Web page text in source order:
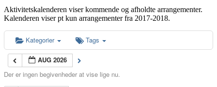
Aktivitetskalenderen viser kommende og afholdte arrangementer.
Kalenderen viser pt kun arrangementer fra 2017-2018.
Kategorier Tags
AUG 2026
Der er ingen begivenheder at vise lige nu.